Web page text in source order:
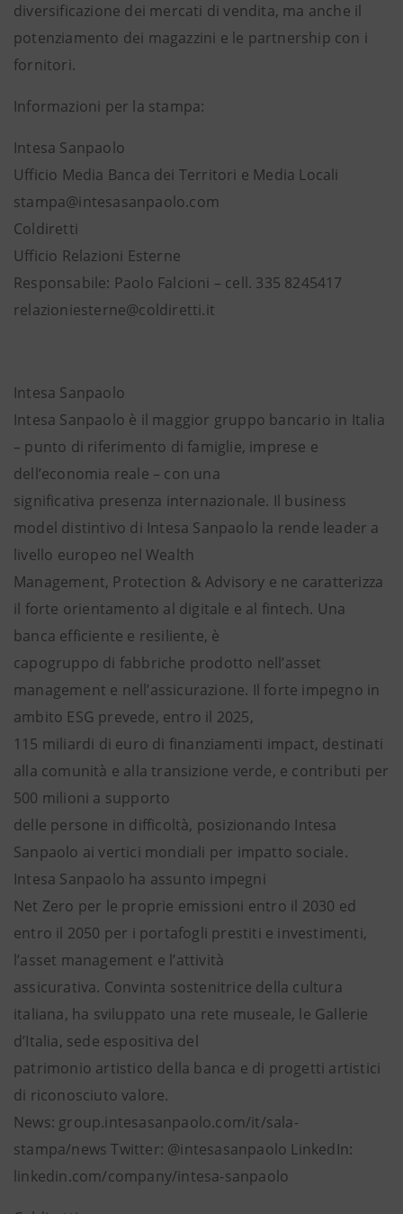
diversificazione dei mercati di vendita, ma anche il
potenziamento dei magazzini e le partnership con i
fornitori.
Informazioni per la stampa:
Intesa Sanpaolo
Ufficio Media Banca dei Territori e Media Locali
stampa@intesasanpaolo.com
Coldiretti
Ufficio Relazioni Esterne
Responsabile: Paolo Falcioni – cell. 335 8245417
relazioniesterne@coldiretti.it
Intesa Sanpaolo
Intesa Sanpaolo è il maggior gruppo bancario in Italia
– punto di riferimento di famiglie, imprese e
dell’economia reale – con una
significativa presenza internazionale. Il business
model distintivo di Intesa Sanpaolo la rende leader a
livello europeo nel Wealth
Management, Protection & Advisory e ne caratterizza
il forte orientamento al digitale e al fintech. Una
banca efficiente e resiliente, è
capogruppo di fabbriche prodotto nell’asset
management e nell’assicurazione. Il forte impegno in
ambito ESG prevede, entro il 2025,
115 miliardi di euro di finanziamenti impact, destinati
alla comunità e alla transizione verde, e contributi per
500 milioni a supporto
delle persone in difficoltà, posizionando Intesa
Sanpaolo ai vertici mondiali per impatto sociale.
Intesa Sanpaolo ha assunto impegni
Net Zero per le proprie emissioni entro il 2030 ed
entro il 2050 per i portafogli prestiti e investimenti,
l’asset management e l’attività
assicurativa. Convinta sostenitrice della cultura
italiana, ha sviluppato una rete museale, le Gallerie
d’Italia, sede espositiva del
patrimonio artistico della banca e di progetti artistici
di riconosciuto valore.
News: group.intesasanpaolo.com/it/sala-
stampa/news Twitter: @intesasanpaolo LinkedIn:
linkedin.com/company/intesa-sanpaolo